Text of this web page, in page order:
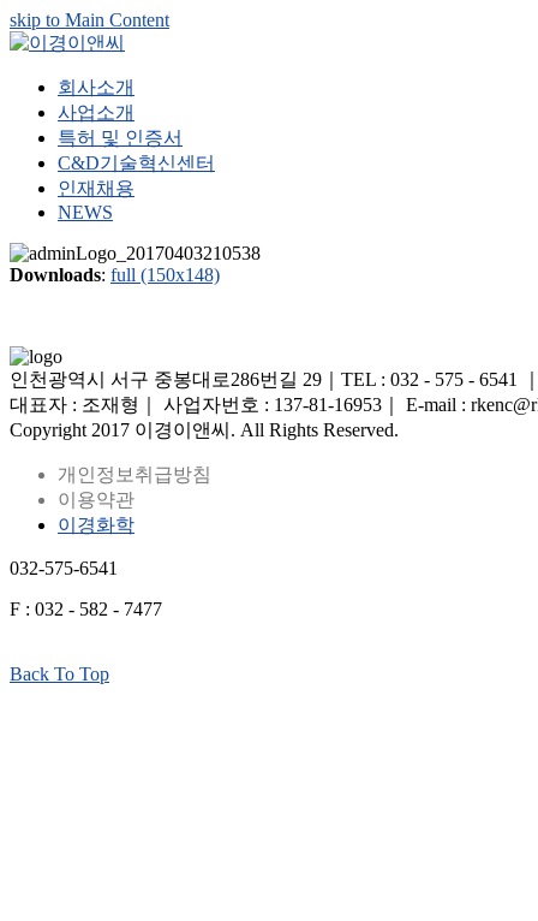
skip to Main Content
회사소개
사업소개
특허 및 인증서
C&D기술혁신센터
인재채용
NEWS
Downloads: full (150x148)
인천광역시 서구 중봉대로286번길 29｜TEL : 032 - 575 - 6541
대표자 : 조재형｜ 사업자번호 : 137-81-16953｜ E-mail :
Copyright 2017 이경이앤씨. All Rights Reserved.
개인정보취급방침
이용약관
이경화학
032-575-6541
F : 032 - 582 - 7477
Back To Top